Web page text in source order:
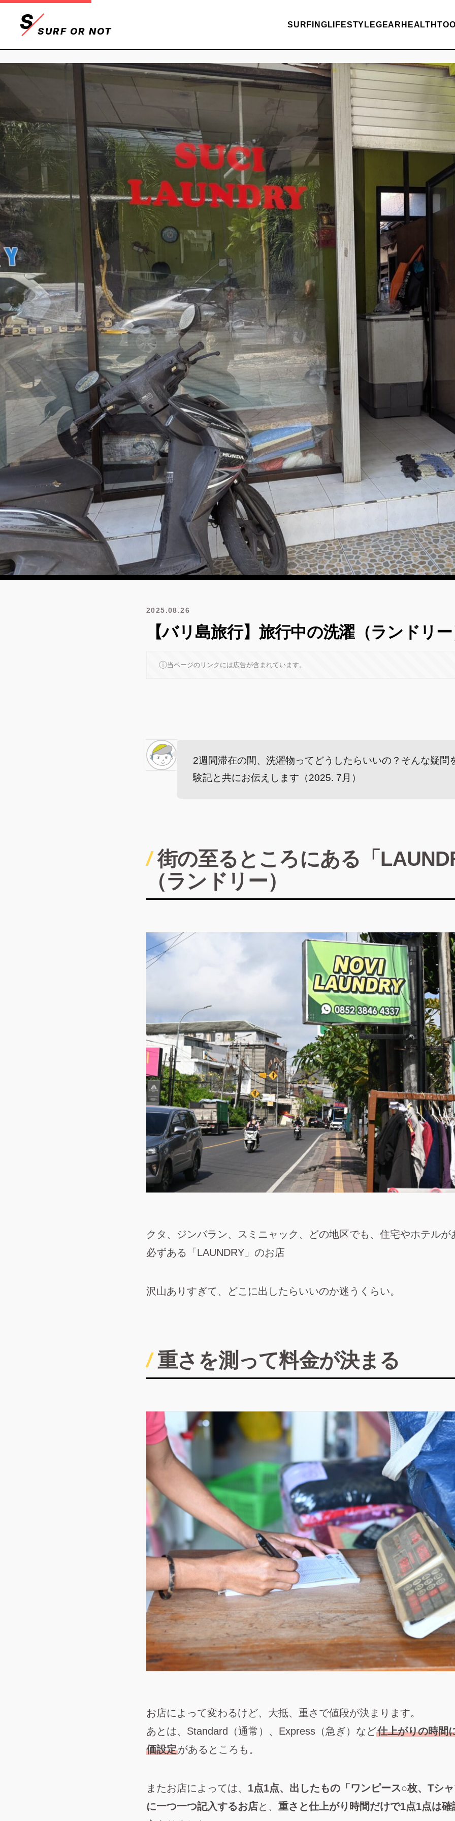
SURF OR NOT
S SURFING LIFESTYLEGEAR HEALTH
2025.08.26
【バリ島旅行】旅行中の洗濯（ランドリ
ⓘ当ページのリンクには広告が含まれています。
2週間滞在の間、洗濯物ってどうしたらいいの？そんな疑問
験記と共にお伝えします（2025. 7月）
街の至るところにある「
（ランドリー）
クタ、ジンバラン、スミニャック、どの地区でも、住宅やホテルが
必ずある「LAUNDRY」のお店
沢山ありすぎて、どこに出したらいいのか迷うくらい。
重さを測って料金が決まる
お店によって変わるけど、大抵、重さで値段が決まります。
あとは、Standard（通常）、Express（急ぎ）など仕上がりの時間
価設定があるところも。
またお店によっては、 1点1点、出したもの「ワンピース○枚、Tシ
に一つ一つ記入するお店と、 重さと仕上がり時間だけで1点1点は